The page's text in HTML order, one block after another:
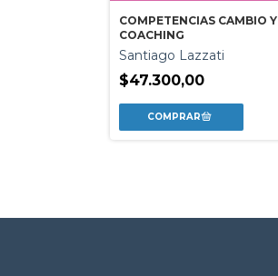
COMPETENCIAS CAMBIO Y
COACHING
Santiago Lazzati
$47.300,00